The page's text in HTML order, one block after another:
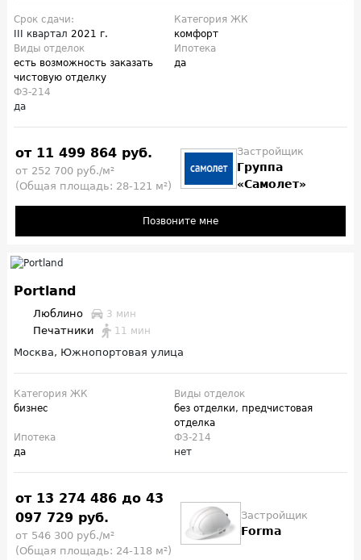
Срок сдачи:
III квартал 2021 г.
Категория ЖК
комфорт
Виды отделок
есть возможность заказать
чистовую отделку
Ипотека
да
ФЗ-214
да
от 11 499 864 руб.
от 252 700 руб./м²
(Общая площадь: 28-121 м²)
Застройщик
Группа
«Самолет»
Позвоните мне
Portland
Люблино 3 мин
Печатники 11 мин
Москва, Южнопортовая улица
Категория ЖК
бизнес
Виды отделок
без отделки, предчистовая
отделка
Ипотека
да
ФЗ-214
нет
от 13 274 486 до 43
097 729 руб.
от 546 300 руб./м²
(Общая площадь: 24-118 м²)
Застройщик
Forma